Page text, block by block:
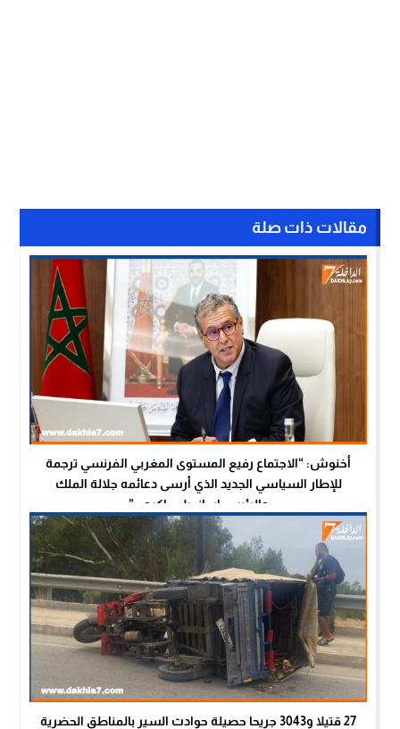
مقالات ذات صلة
أخنوش: “الاجتماع رفيع المستوى المغربي الفرنسي ترجمة
للإطار السياسي الجديد الذي أرسى دعائمه جلالة الملك
والرئيس إيمانويل ماكرون”
27 قتيلا و3043 جريحا حصيلة حوادث السير بالمناطق الحضرية